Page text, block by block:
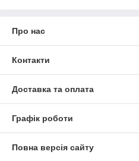
Про нас
Контакти
Доставка та оплата
Графік роботи
Повна версія сайту